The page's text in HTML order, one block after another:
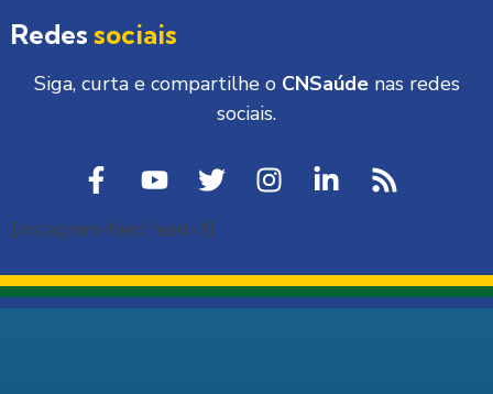
Redes sociais
Siga, curta e compartilhe o CNSaúdenas redes
sociais.
[instagram-feed feed=1]